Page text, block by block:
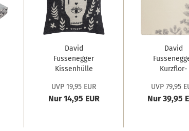
David
Fussenegger
Kissenhülle
UVP 19,95 EUR
Nur 14,95 EUR
David
Kurzflor-
Savona...
UVP 79,95
Nur 39,95